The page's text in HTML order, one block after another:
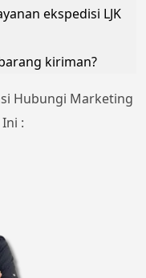
ekspedisi LJK
kiriman?
Hubungi Marketing
: